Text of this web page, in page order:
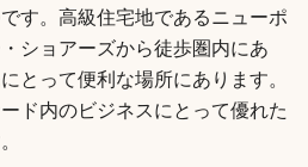
す。高級住宅地であるニューポ
ショアーズから徒歩圏内にあ
とって便利な場所にあります。
ド内のビジネスにとって優れた